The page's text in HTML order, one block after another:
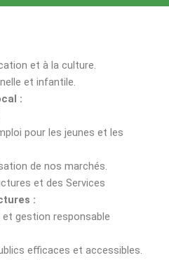
et à la culture.
et infantile.
:
pour les jeunes et les
de nos marchés.
et des Services
:
gestion responsable
efficaces et accessibles.